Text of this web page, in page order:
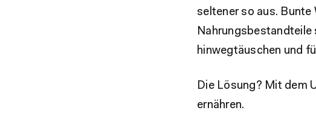
seltener so aus. Bunte
hinwegtäuschen und
Die Lösung? Mit dem
ernähren.